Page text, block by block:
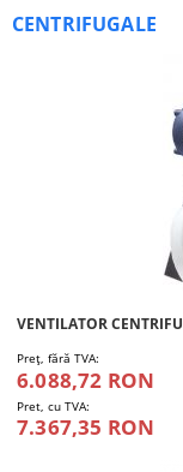
CENTRIFUGALE
VENTILATOR
Preţ, fără TVA:
6.088,72 RON
Pret, cu TVA:
7.367,35 RON